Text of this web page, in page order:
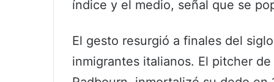
índice y el medio, señal que se
El gesto resurgió a finales del
inmigrantes italianos. El pitcher